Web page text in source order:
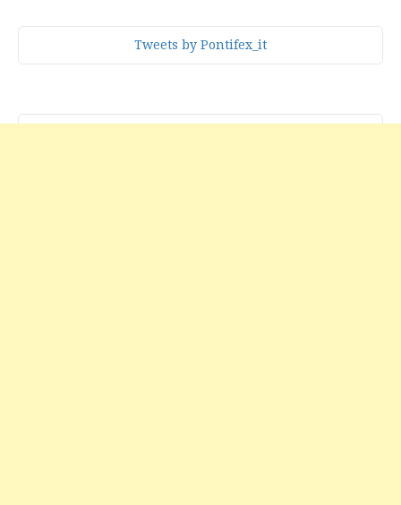
Tweets by Pontifex_it